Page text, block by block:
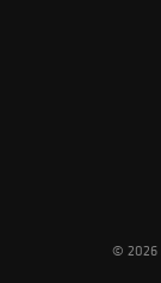
© 2026